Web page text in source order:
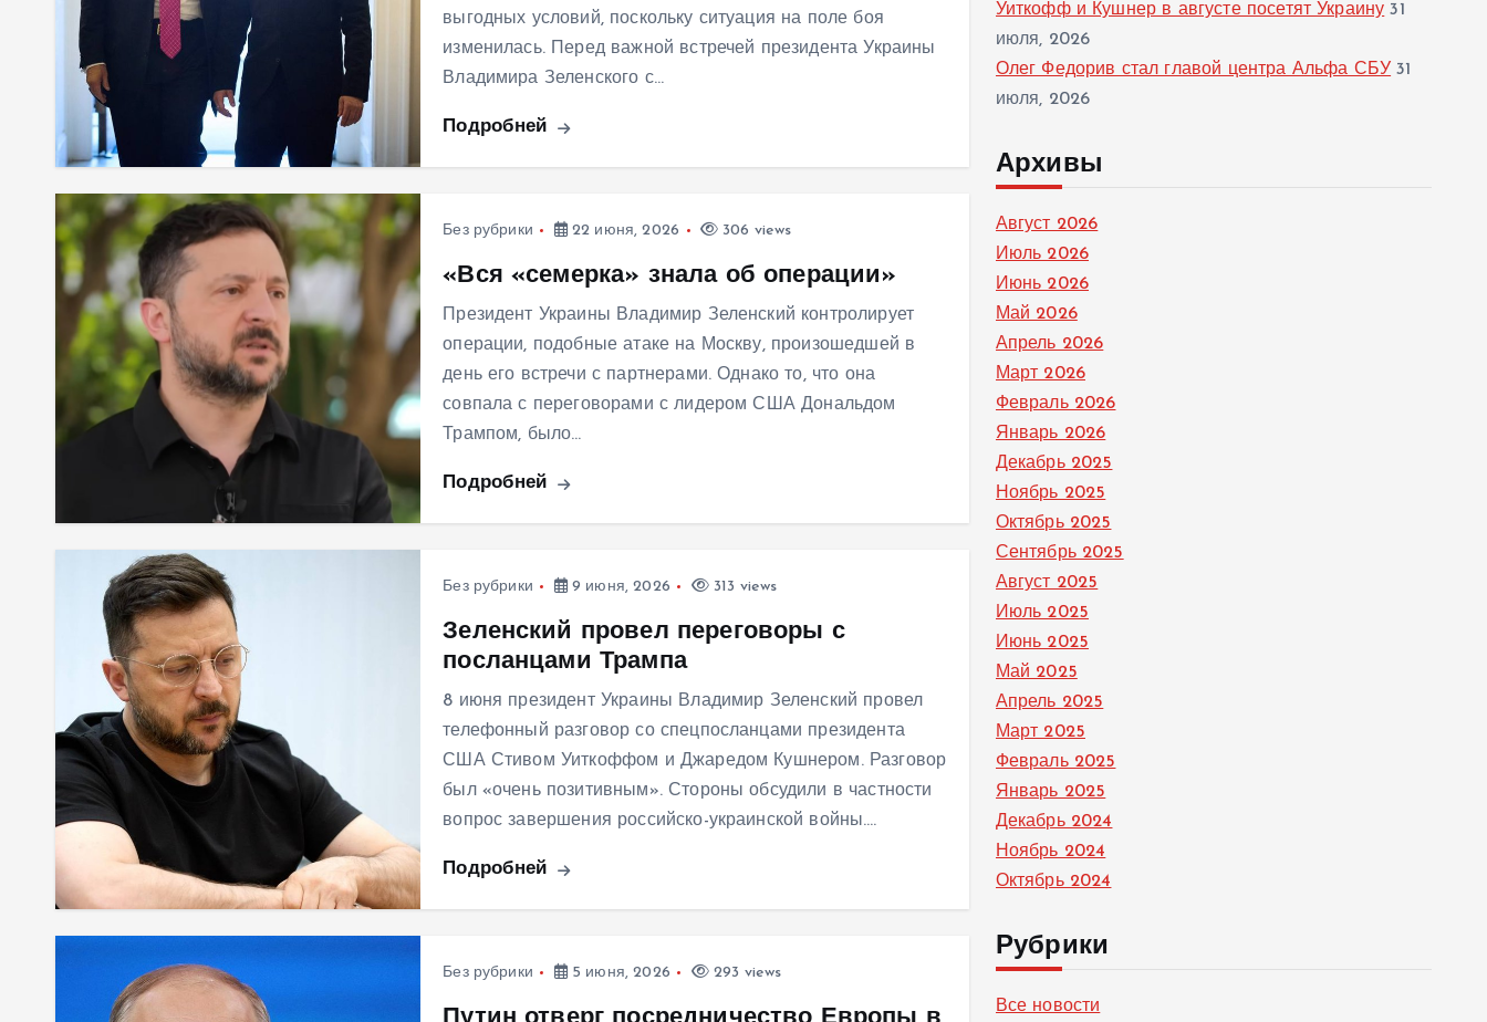
выгодных условий, поскольку ситуация на поле боя
изменилась. Перед важной встречей президента Украины
Владимира Зеленского с…
Подробней
Без рубрики 22 июня, 2026 306 views
«Вся «семерка» знала об операции»
Президент Украины Владимир Зеленский контролирует
операции, подобные атаке на Москву, произошедшей в
день его встречи с партнерами. Однако то, что она
совпала с переговорами с лидером США Дональдом
Трампом, было…
Подробней
Без рубрики 9 июня, 2026 313 views
Зеленский провел переговоры с
посланцами Трампа
8 июня президент Украины Владимир Зеленский провел
телефонный разговор со спецпосланцами президента
США Стивом Уиткоффом и Джаредом Кушнером. Разговор
был «очень позитивным». Стороны обсудили в частности
вопрос завершения российско-украинской войны.…
Подробней
Без рубрики 5 июня, 2026 293 views
Уиткофф и Кушнер в августе посетят Украину 31
июля, 2026
Олег Федорив стал главой центра Альфа СБУ 31
июля, 2026
Архивы
Август 2026
Июль 2026
Июнь 2026
Май 2026
Апрель 2026
Март 2026
Февраль 2026
Январь 2026
Декабрь 2025
Ноябрь 2025
Октябрь 2025
Сентябрь 2025
Август 2025
Июль 2025
Июнь 2025
Май 2025
Апрель 2025
Март 2025
Февраль 2025
Январь 2025
Декабрь 2024
Ноябрь 2024
Октябрь 2024
Рубрики
Все новости